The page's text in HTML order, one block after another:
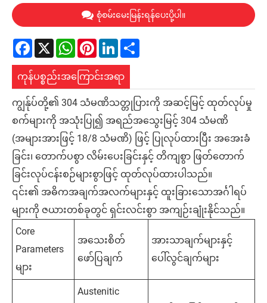
စုံစမ်းမေးမြန်းရန်ပေးပို့ပါ။
Facebook
X WhatsApp
PinterestLinkedIn
ကုန်ပစ္စည်းအကြောင်းအရာ
ကျွန်ုပ်တို့၏ 304 သံမဏိသတ္တုပြားကို အဆင့်မြင့် ထုတ်လုပ်မှု
စက်များကို အသုံးပြု၍ အရည်အသွေးမြင့် 304 သံမဏိ
(အများအားဖြင့် 18/8 သံမဏိ) ဖြင့် ပြုလုပ်ထားပြီး အအေးခံ
ခြင်း၊ တောက်ပစွာ လိမ်းပေးခြင်းနှင့် တိကျစွာ ဖြတ်တောက်
ခြင်းလုပ်ငန်းစဉ်များစွာဖြင့် ထုတ်လုပ်ထားပါသည်။
၎င်း၏ အဓိကအချက်အလက်များနှင့် ထူးခြားသောအင်္ဂါရပ်
များကို ဇယားတစ်ခုတွင် ရှင်းလင်းစွာ အကျဉ်းချုံးနိုင်သည်။
Core
Parameters
များ
အသေးစိတ်
ဖော်ပြချက်
အားသာချက်များနှင့်
ပေါ်လွင်ချက်များ
Austenitic